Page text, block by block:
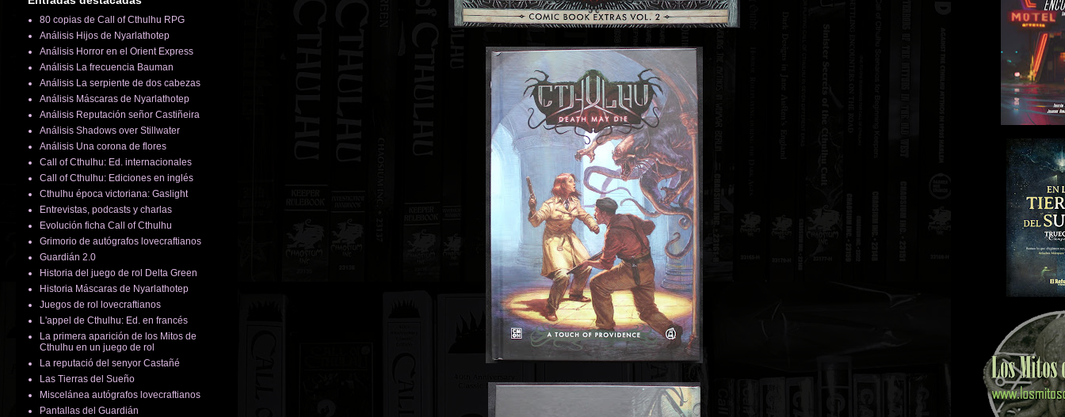
80 copias de Call of Cthulhu RPG
Análisis Hijos de Nyarlathotep
Análisis Horror en el Orient Express
Análisis La frecuencia Bauman
Análisis La serpiente de dos cabezas
Análisis Máscaras de Nyarlathotep
Análisis Reputación señor Castiñeira
Análisis Shadows over Stillwater
Análisis Una corona de flores
Call of Cthulhu: Ed. internacionales
Call of Cthulhu: Ediciones en inglés
Cthulhu época victoriana: Gaslight
Entrevistas, podcasts y charlas
Evolución ficha Call of Cthulhu
Grimorio de autógrafos lovecraftianos
Guardián 2.0
Historia del juego de rol Delta Green
Historia Máscaras de Nyarlathotep
Juegos de rol lovecraftianos
L'appel de Cthulhu: Ed. en francés
La primera aparición de los Mitos de
Cthulhu en un juego de rol
La reputació del senyor Castañé
Las Tierras del Sueño
Miscelánea autógrafos lovecraftianos
Pantallas del Guardián